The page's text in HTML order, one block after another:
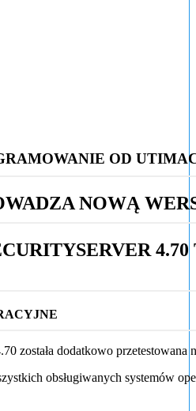
OD
NOWĄ
została dodatkowo
obsługiwanych systemów